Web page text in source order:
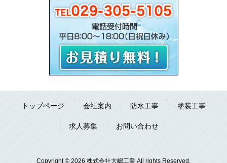
トップページ 会社案内 防水工事 塗装工事
求人募集 お問い合わせ
Copyright © 2026 株式会社大嶋工業 All rights Reserved.